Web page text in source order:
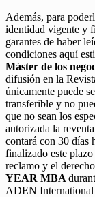
Además, para
identidad vigente y
garantes de haber
condiciones aquí
Máster de los
difusión en la
únicamente puede
transferible y no
que no sean los
autorizada la
contará con 30 días
finalizado este
reclamo y el
YEAR MBA
ADEN International